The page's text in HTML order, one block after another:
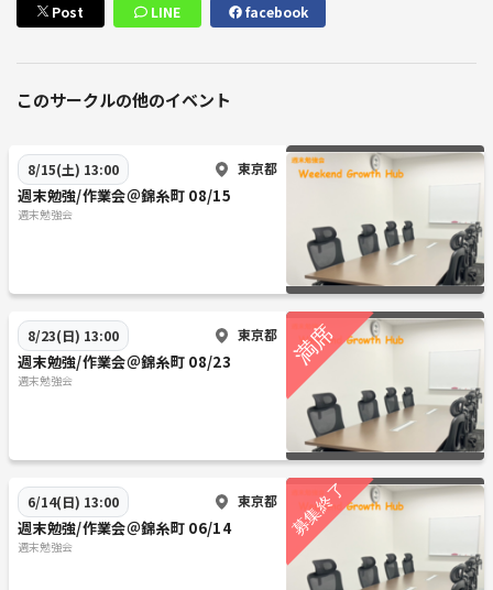
Post LINE facebook
このサークルの他のイベント
8/15(土) 13:00 東京都
週末勉強/作業会＠錦糸町 08/15
週末勉強会
8/23(日) 13:00 東京都
週末勉強/作業会＠錦糸町 08/23
週末勉強会
6/14(日) 13:00 東京都
週末勉強/作業会＠錦糸町 06/14
週末勉強会